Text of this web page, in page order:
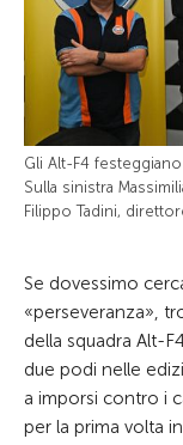
Gli Alt-F4
Sulla sinistra
Filippo Tadini,
Se dovessimo
«perseveranza»,
della squadra Alt-
due podi nelle
a imporsi contro i
per la prima volta